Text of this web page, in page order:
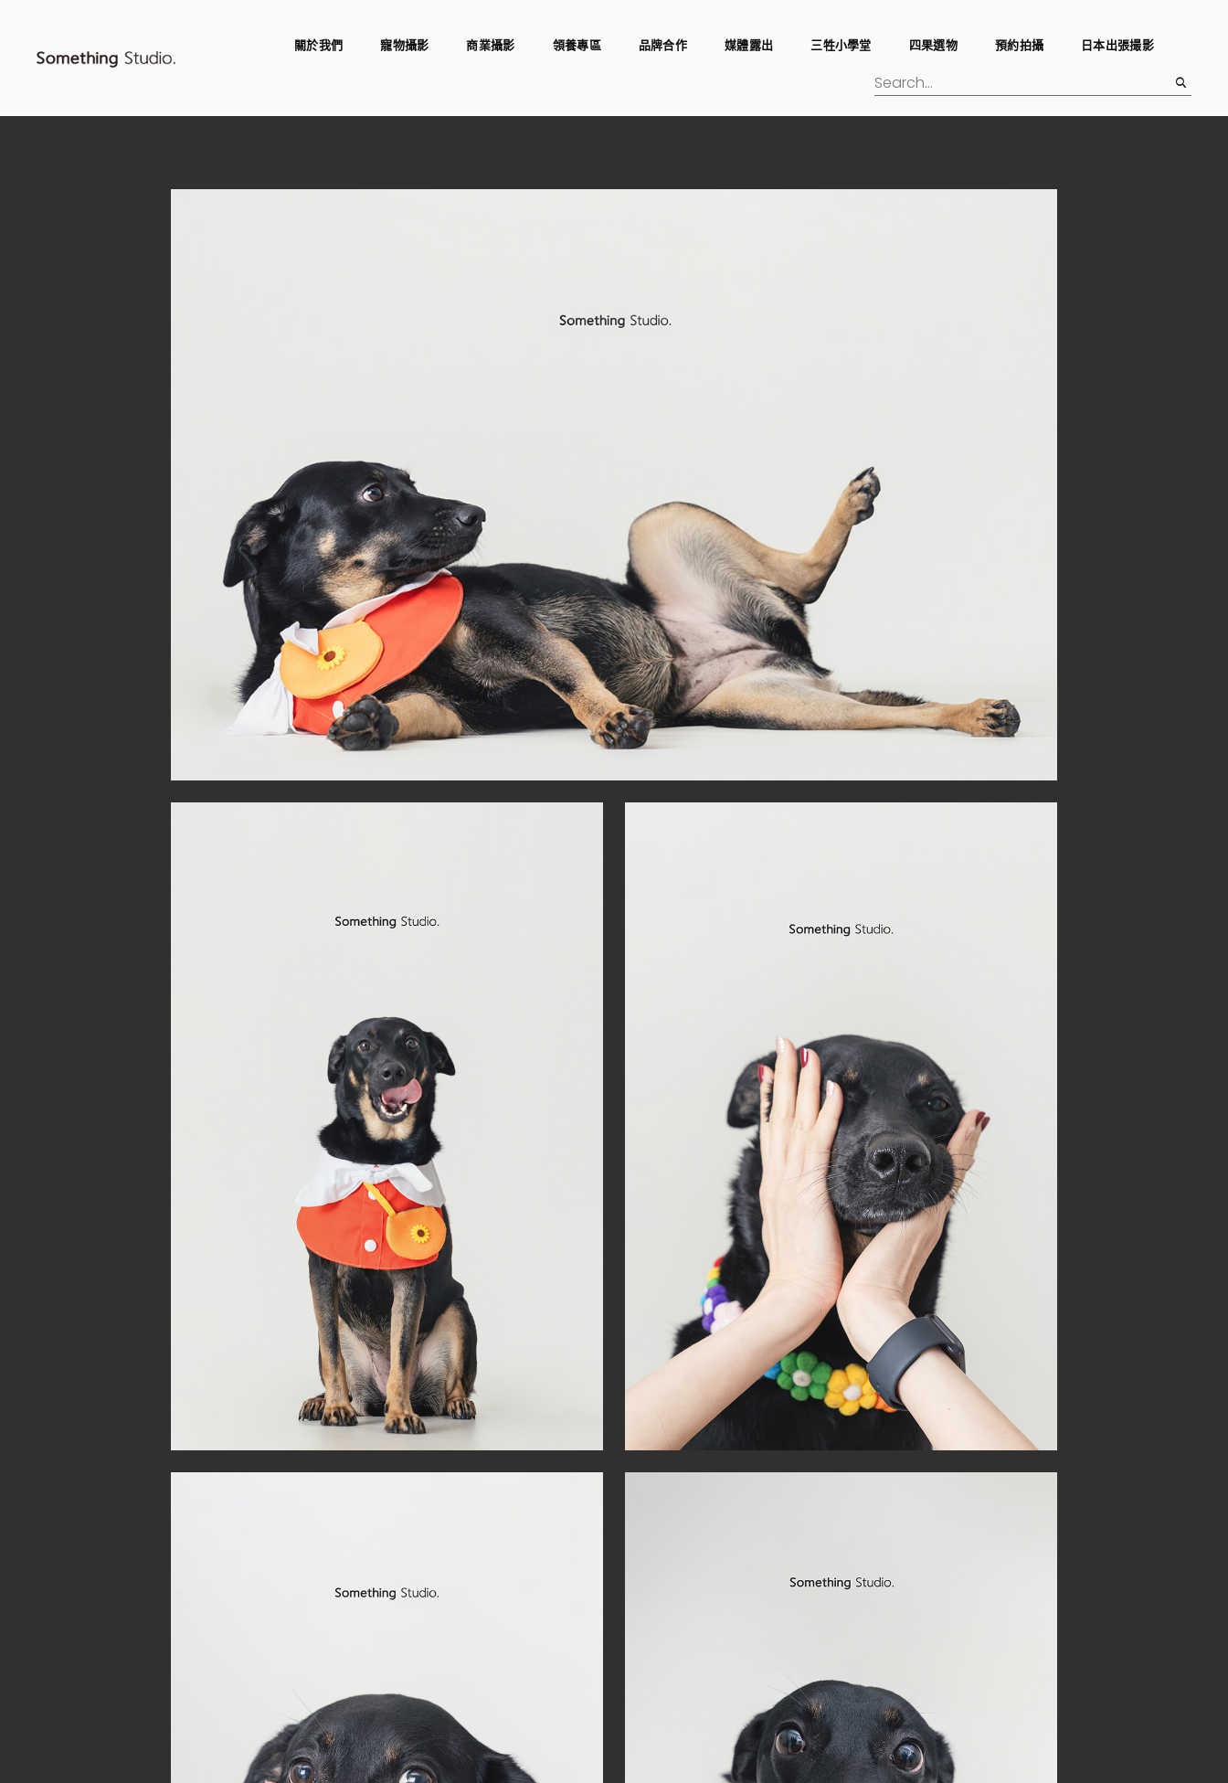
關於我們 寵物攝影 商業攝影 領養專區 品牌合作 媒體露出 三牲小學堂 四果選物 預約拍攝 日本出張撮影